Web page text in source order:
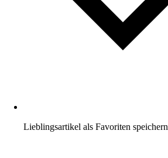
Lieblingsartikel als Favoriten speichern